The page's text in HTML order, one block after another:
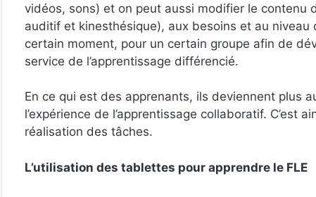
vidéos, sons) et on peut aussi modifier le contenu
auditif et kinesthésique), aux besoins et au
certain moment, pour un certain groupe afin de
service de l’apprentissage différencié.
En ce qui est des apprenants, ils deviennent plus
l’expérience de l’apprentissage collaboratif.
réalisation des tâches.
L’utilisation des tablettes pour apprendre le FLE